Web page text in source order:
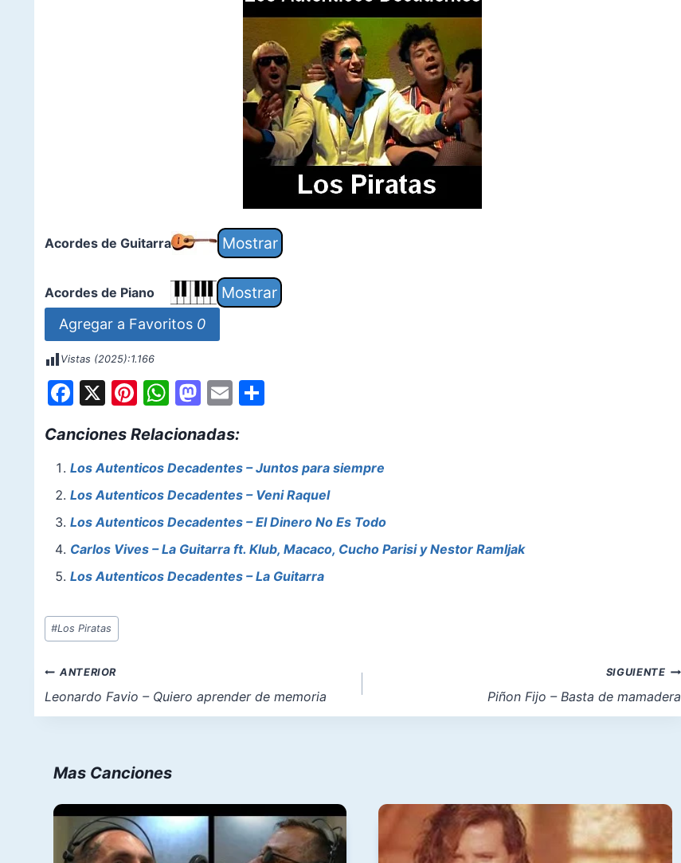
Acordes de Guitarra
Acordes de Piano
Agregar a Favoritos 0
Vistas (2025):1.166
F
c
e
b
o
o
k
X Pi
er
e
st
W
at
s
A
p
p
M
st
o
d
o
n
E
ai
l
S
e
Canciones Relacionadas:
Los Autenticos Decadentes – Juntos para siempre
Los Autenticos Decadentes – Veni Raquel
Los Autenticos Decadentes – El Dinero No Es Todo
Carlos Vives – La Guitarra ft. Klub, Macaco, Cucho Parisi y Nestor Ramljak
Los Autenticos Decadentes – La Guitarra
Etiquetas
de
entrada:
#Los Piratas
Navegación
de
entradas
ANTERIOR
Leonardo Favio – Quiero aprender de memoria
SIGUIENTE
Piñon Fijo – Basta de mamadera
Mas Canciones